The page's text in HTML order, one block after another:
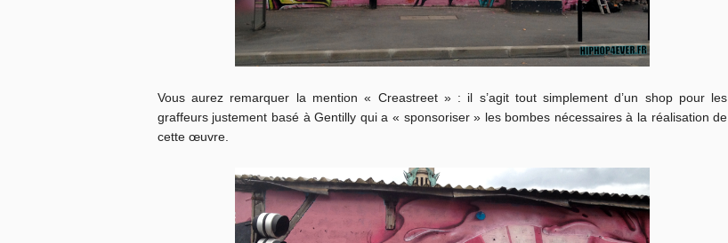
Vous aurez remarquer la mention « Creastreet » : il s’agit tout simplement d’un shop pour les
graffeurs justement basé à Gentilly qui a « sponsoriser » les bombes nécessaires à la réalisation de
cette œuvre.